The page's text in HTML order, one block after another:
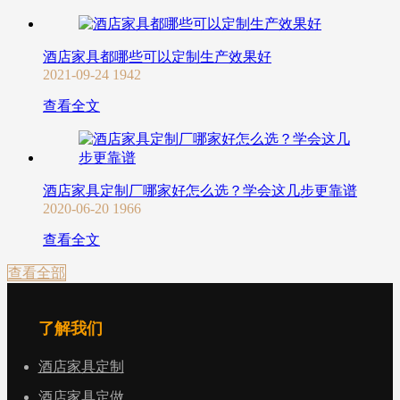
酒店家具都哪些可以定制生产效果好
2021-09-24 1942
查看全文
酒店家具定制厂哪家好怎么选？学会这几步更靠谱
2020-06-20 1966
查看全文
查看全部
了解我们
酒店家具定制
酒店家具定做